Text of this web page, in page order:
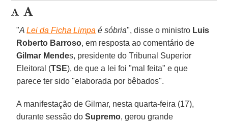
"ALei da Ficha Limpa é sóbria", disse o ministro Luis
Roberto Barroso, em resposta ao comentário de
Gilmar Mendes, presidente do Tribunal Superior
Eleitoral (TSE), de que a lei foi "mal feita" e que
parece ter sido "elaborada por bêbados".
A manifestação de Gilmar, nesta quarta-feira (17),
durante sessão doSupremo, gerou grande